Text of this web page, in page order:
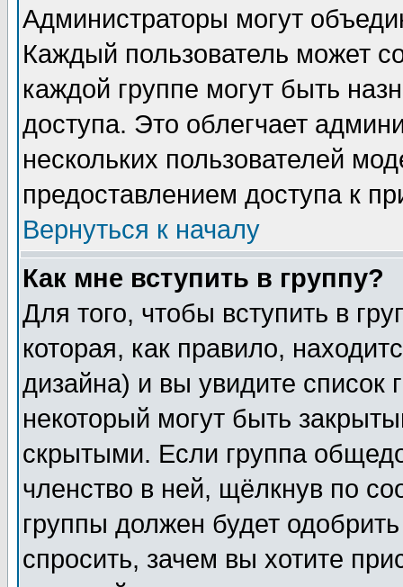
Администраторы могут
Каждый пользователь может
каждой группе могут быть
доступа. Это облегчает
нескольких пользователей
предоставлением доступа к
Вернуться к началу
Как мне вступить в группу?
Для того, чтобы вступить в
которая, как правило,
дизайна) и вы увидите список
некоторый могут быть
скрытыми. Если группа
членство в ней, щёлкнув по
группы должен будет
спросить, зачем вы хотите